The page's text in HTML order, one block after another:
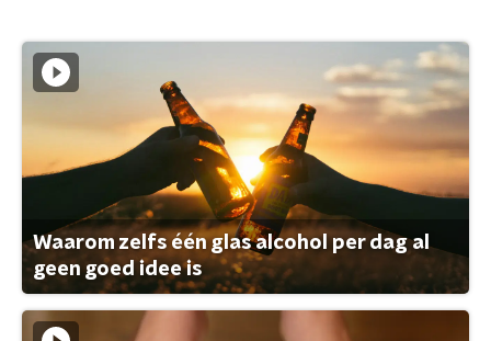
Waarom zelfs één glas alcohol per dag al
geen goed idee is